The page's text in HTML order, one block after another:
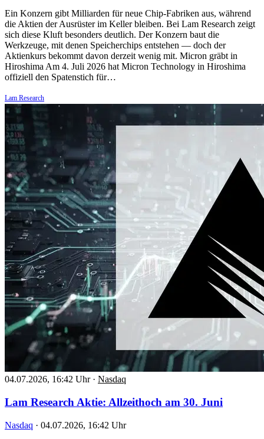
Ein Konzern gibt Milliarden für neue Chip-Fabriken aus, während
die Aktien der Ausrüster im Keller bleiben. Bei Lam Research zeigt
sich diese Kluft besonders deutlich. Der Konzern baut die
Werkzeuge, mit denen Speicherchips entstehen — doch der
Aktienkurs bekommt davon derzeit wenig mit. Micron gräbt in
Hiroshima Am 4. Juli 2026 hat Micron Technology in Hiroshima
offiziell den Spatenstich für…
Lam Research
04.07.2026, 16:42 Uhr · Nasdaq
Lam Research Aktie: Allzeithoch am 30. Juni
Nasdaq · 04.07.2026, 16:42 Uhr